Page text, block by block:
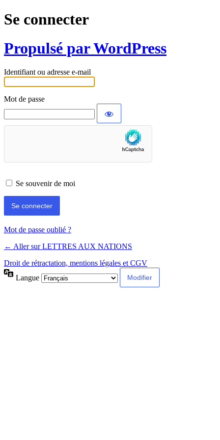
Se connecter
Propulsé par WordPress
Identifiant ou adresse e-mail
Mot de passe
Se souvenir de moi
Alternative:
Mot de passe oublié ?
← Aller sur LETTRES AUX NATIONS
Droit de rétractation, mentions légales et CGV
Langue